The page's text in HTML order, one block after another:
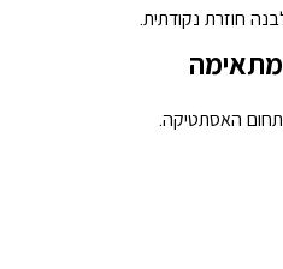
חוזרת נקודתית.
מתאימה
האסתטיקה.